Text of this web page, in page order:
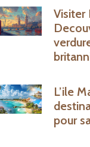
Visiter
L’ile
pour